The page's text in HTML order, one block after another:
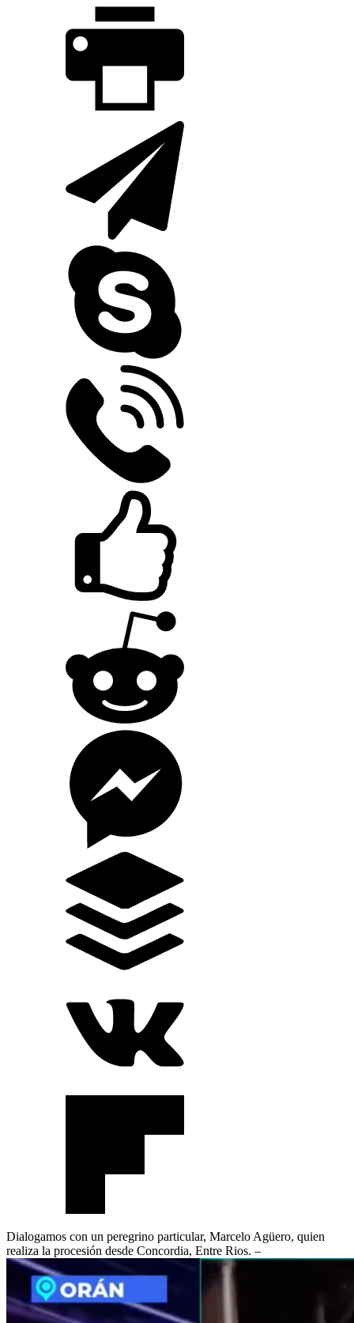
Dialogamos con un peregrino particular, Marcelo Agüero, quien
realiza la procesión desde Concordia, Entre Rios. –